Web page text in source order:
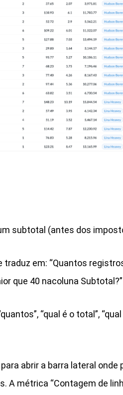
subtotal (antes dos
em: “Quantos
que 40 nacoluna Subtotal?”
“qual é o total”,
abrir a barra lateral onde
A métrica “Contagem de